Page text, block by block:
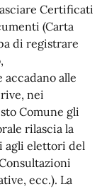
Certificati
(Carta
di registrare
alle
nei
Comune gli
rilascia la
agli elettori del
ecc.). La